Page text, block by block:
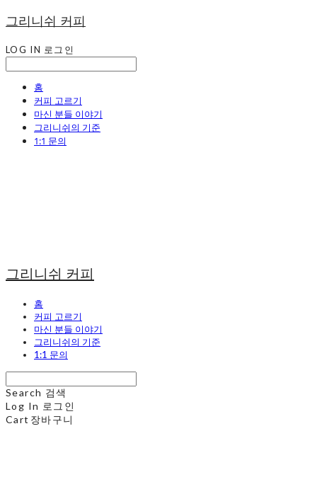
그리니쉬 커피
LOG IN 로그인
홈
커피 고르기
마신 분들 이야기
그리니쉬의 기준
1:1 문의
그리니쉬 커피
홈
커피 고르기
마신 분들 이야기
그리니쉬의 기준
1:1 문의
Search 검색
Log In 로그인
Cart 장바구니